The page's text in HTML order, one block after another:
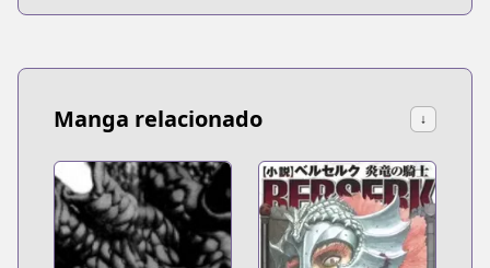
Manga relacionado ↓